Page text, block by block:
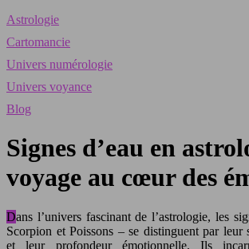
Astrologie
Cartomancie
Univers numérologie
Univers voyance
Blog
Signes d’eau en
voyage au cœur des
Dans l’univers fascinant de l’astrologie, les signes d’eau – Cancer,
Scorpion et Poissons – se distinguent par leur
et leur profondeur émotionnelle. Ils